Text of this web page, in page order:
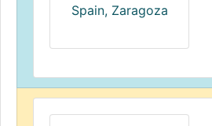
Spain, Zaragoza